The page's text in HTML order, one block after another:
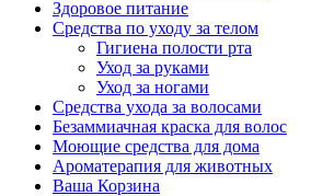
Здоровое питание
Средства по уходу за телом
Гигиена полости рта
Уход за руками
Уход за ногами
Средства ухода за волосами
Безаммиачная краска для волос
Моющие средства для дома
Ароматерапия для животных
Ваша Корзина